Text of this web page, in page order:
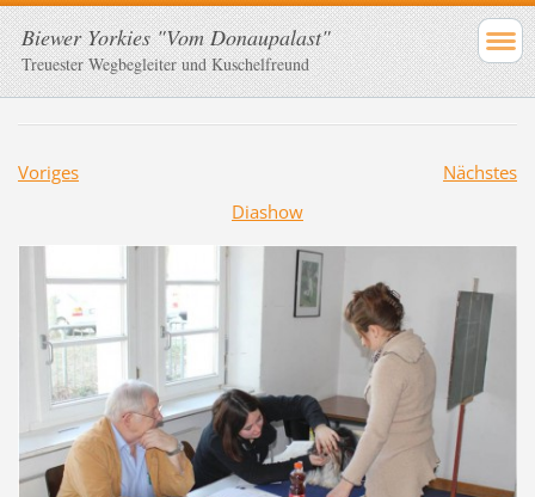
Biewer Yorkies "Vom Donaupalast"
Treuester Wegbegleiter und Kuschelfreund
Voriges
Nächstes
Diashow